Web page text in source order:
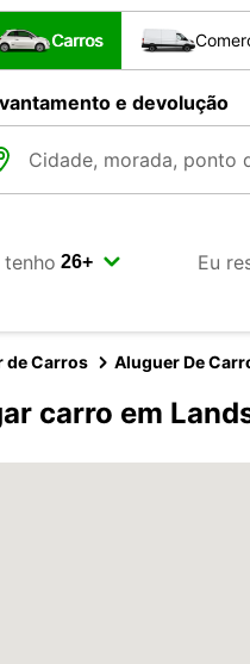
Carros
e devolução
tenho Eu
de Carros Aluguer De
carro em